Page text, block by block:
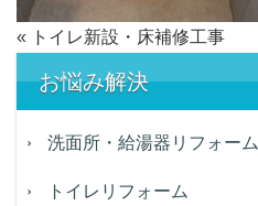
« トイレ新設・床補修工事
お悩み解決
洗面所・給湯器リフォーム
トイレリフォーム